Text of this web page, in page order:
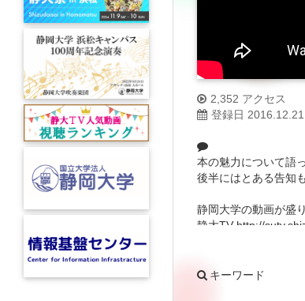
2,352 アクセス
登録日 2016.12.21
本の魅力について語
後半にはとある告知
静岡大学の動画が盛
静大TV http://
キーワード